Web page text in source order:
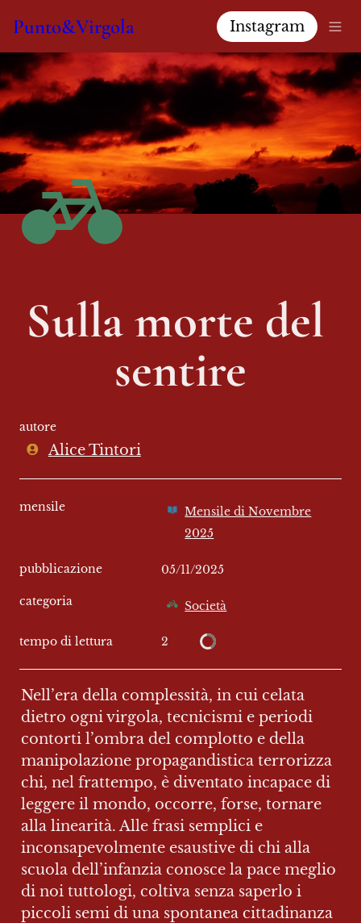
Punto&Virgola Instagram
Sulla morte del
sentire
autore
Alice Tintori
mensile
Mensile di Novembre
2025
pubblicazione 05/11/2025
categoria Società
tempo di lettura 2
Nell’era della complessità, in cui celata
dietro ogni virgola, tecnicismi e periodi
contorti l’ombra del complotto e della
manipolazione propagandistica terrorizza
chi, nel frattempo, è diventato incapace di
leggere il mondo, occorre, forse, tornare
alla linearità. Alle frasi semplici e
inconsapevolmente esaustive di chi alla
scuola dell’infanzia conosce la pace meglio
di noi tuttologi, coltiva senza saperlo i
piccoli semi di una spontanea cittadinanza